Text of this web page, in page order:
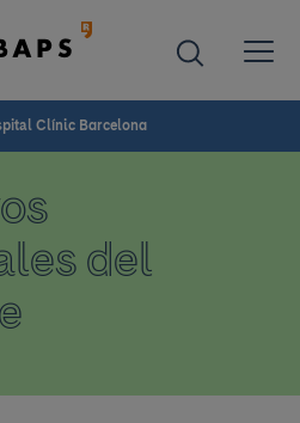
Clínic Barcelona
del